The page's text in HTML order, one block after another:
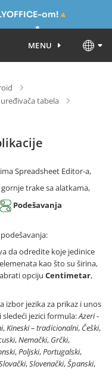
om!
MENU
tabela
Spreadsheet Editor-a,
trake sa alatkama,
Podešavanja
da odredite koje jedinice
kao što su širina,
opciju Centimetar,
izbor jezika za prikaz i unos
jezici formula:Azeri -
,Kineski – tradicionalni, Češki,
,Nemački, Grčki,
,Poljski,Portugalski,
,Slovenački,Španski,